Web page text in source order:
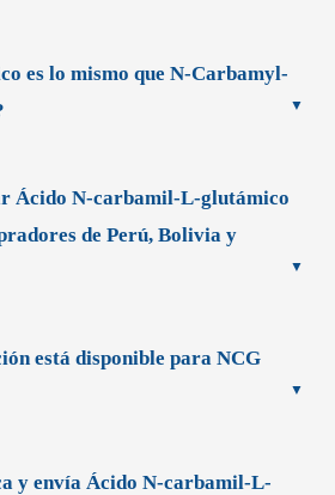
es lo mismo que N-Carbamyl-
Ácido N-carbamil-L-glutámico
de Perú, Bolivia y
está disponible para NCG
y envía Ácido N-carbamil-L-